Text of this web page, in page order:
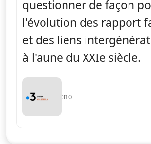
questionner de façon
l'évolution des rapport
et des liens
à l'aune du XXIe siècle.
310